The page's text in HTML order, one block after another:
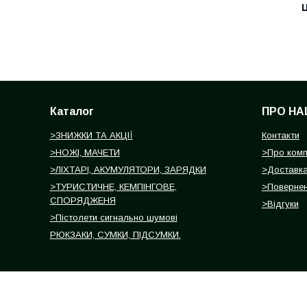
Каталог
>ЗНИЖКИ ТА АКЦІЇ
>НОЖІ, МАЧЕТИ
>ЛІХТАРІ, АКУМУЛЯТОРИ, ЗАРЯДКИ
>ТУРИСТИЧНЕ, КЕМПІНГОВЕ,
СПОРЯДЖЕНЯ
>Пістолети сигнально шумові
РЮКЗАКИ, СУМКИ, ПІДСУМКИ.
ПРО
Контакти
>Про
>Відгуки